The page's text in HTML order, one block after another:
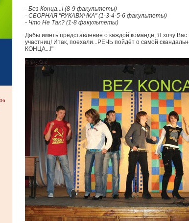
- Без Конца...! (8-9 факультеты)
- СБОРНАЯ "РУКАВИЧКА" (1-3-4-5-6 факультеты)
- Что Не Так? (1-8 факультеты)
Дабы иметь представление о каждой команде, Я хочу Вас
участниц! Итак, поехали...РЕЧЬ пойдёт о самой
КОНЦА...!"